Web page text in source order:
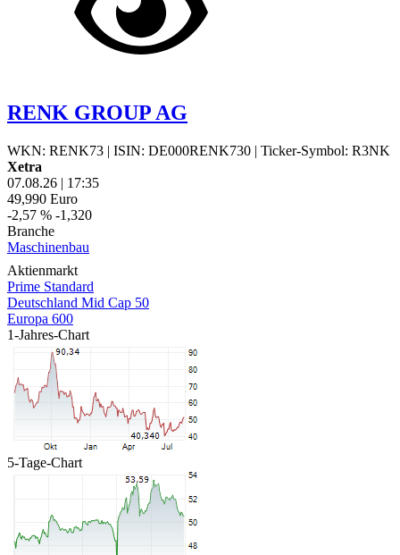
RENK GROUP AG
WKN: RENK73 | ISIN: DE000RENK730 | Ticker-Symbol: R3NK
Xetra
07.08.26 | 17:35
49,990 Euro
-2,57 % -1,320
Branche
Maschinenbau
Aktienmarkt
Prime Standard
Deutschland Mid Cap 50
Europa 600
1-Jahres-Chart
5-Tage-Chart